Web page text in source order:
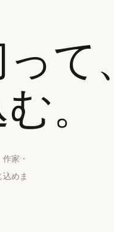
て、
。
家・
めま